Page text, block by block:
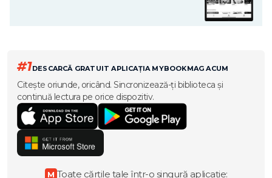
#1DESCARCĂ GRATUIT APLICAȚIA MYBOOKMAG ACUM
Citește oriunde, oricând. Sincronizează-ți biblioteca și
continuă lectura pe orice dispozitiv.
M Toate cărțile tale într-o singură aplicație: